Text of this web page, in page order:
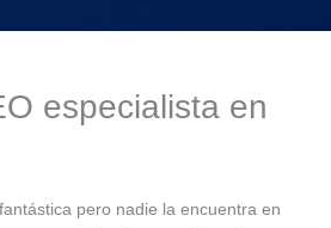
especialista en
pero nadie la encuentra en